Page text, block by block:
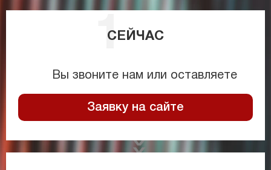
СЕЙЧАС
Вы звоните нам или оставляете
Заявку на сайте